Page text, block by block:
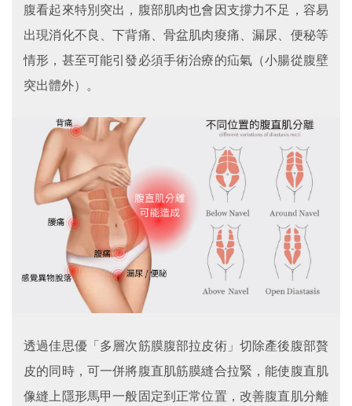
腹看起來特別突出，腹部肌肉也會因支撐力不足，容易
出現消化不良、下背痛、骨盆肌肉痠痛、漏尿、便秘等
情形，甚至可能引發必須手術治療的疝氣（小腸從腹壁
突出體外）。
透過佳思優「多層次筋膜腹部拉皮術」切除產後腹部贅
皮的同時，可一併將腹直肌筋膜縫合拉緊，能使腹直肌
像縫上隱形馬甲一般固定到正常位置，改善腹直肌分離